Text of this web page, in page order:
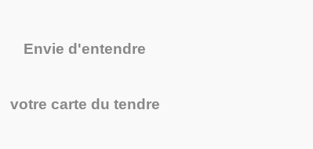
Envie d'entendre
votre carte du tendre